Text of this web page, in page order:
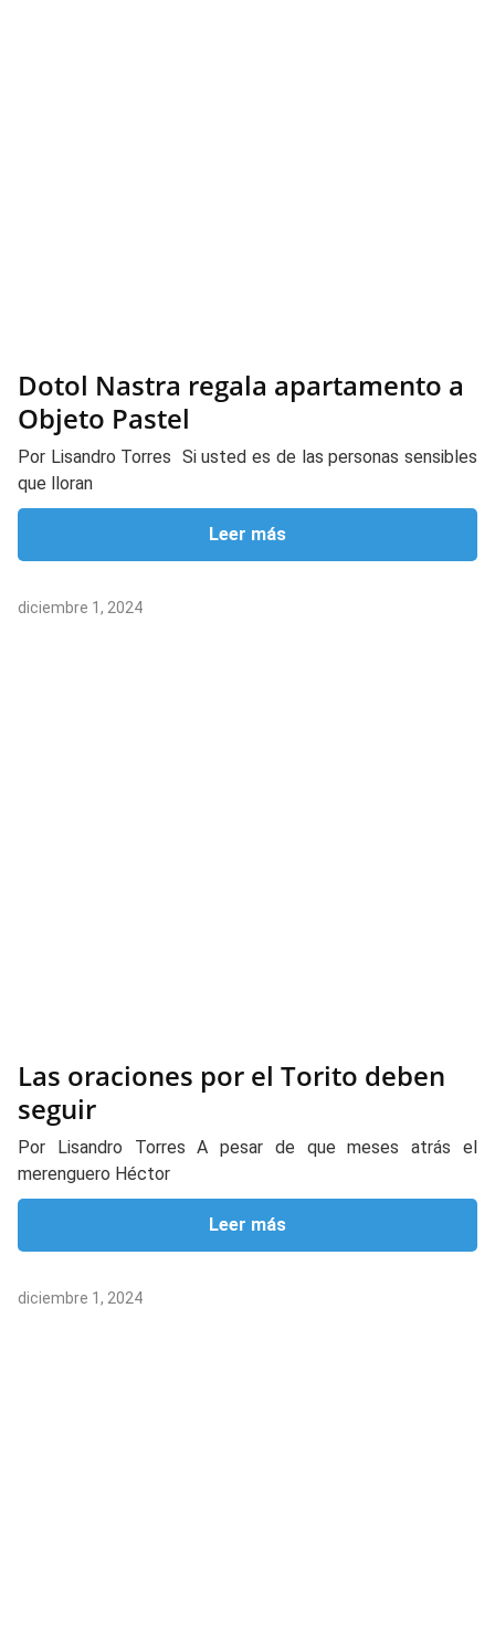
Dotol Nastra regala apartamento a
Objeto Pastel
Por Lisandro Torres Si usted es de las personas sensibles
que lloran
Leer más
diciembre 1, 2024
Las oraciones por el Torito deben
seguir
Por Lisandro Torres A pesar de que meses atrás el
merenguero Héctor
Leer más
diciembre 1, 2024